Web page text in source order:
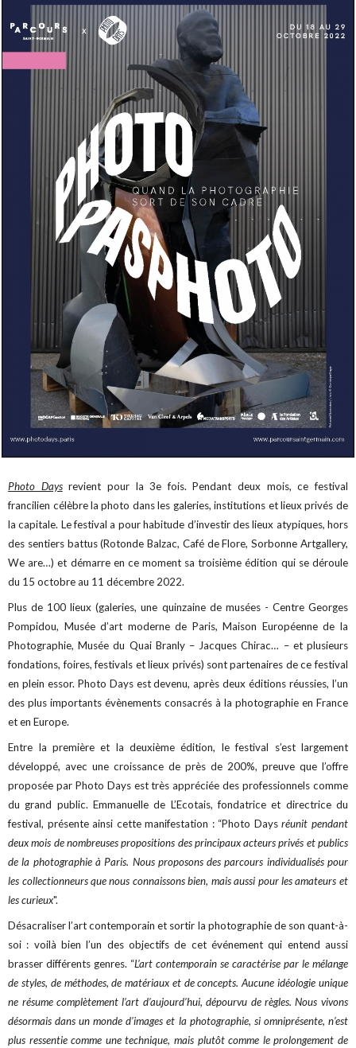
Photo Daysrevient pour la 3e fois. Pendant deux mois, ce festival
francilien célèbre la photo dans les galeries, institutions et lieux privés de
la capitale. Le festival a pour habitude d’investir des lieux atypiques, hors
des sentiers battus (Rotonde Balzac, Café de Flore, Sorbonne Artgallery,
We are…) et démarre en ce moment sa troisième édition qui se déroule
du 15 octobre au 11 décembre 2022.
Plus de 100 lieux (galeries, une quinzaine de musées - Centre Georges
Pompidou, Musée d’art moderne de Paris, Maison Européenne de la
Photographie, Musée du Quai Branly – Jacques Chirac… – et plusieurs
fondations, foires, festivals et lieux privés) sont partenaires de ce festival
en plein essor. Photo Days est devenu, après deux éditions réussies, l’un
des plus importants évènements consacrés à la photographie en France
et en Europe.
Entre la première et la deuxième édition, le festival s’est largement
développé, avec une croissance de près de 200%, preuve que l’offre
proposée par Photo Days est très appréciée des professionnels comme
du grand public. Emmanuelle de L’Ecotais, fondatrice et directrice du
festival, présente ainsi cette manifestation : “Photo Daysréunit pendant
deux mois de nombreuses propositions des principaux acteurs privés et publics
de la photographie à Paris. Nous proposons des parcours individualisés pour
les collectionneurs que nous connaissons bien, mais aussi pour les amateurs et
les curieux".
Désacraliser l’art contemporain et sortir la photographie de son quant-à-
soi : voilà bien l’un des objectifs de cet événement qui entend aussi
brasser différents genres. “L’art contemporain se caractérise par le mélange
de styles, de méthodes, de matériaux et de concepts. Aucune idéologie unique
ne résume complètement l’art d’aujourd’hui, dépourvu de règles. Nous vivons
désormais dans un monde d’images et la photographie, si omniprésente, n’est
plus ressentie comme une technique, mais plutôt comme le prolongement de